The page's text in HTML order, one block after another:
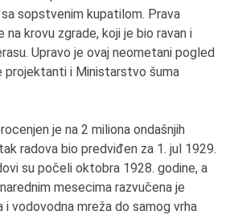
sopstvenim kupatilom. Prava
na krovu zgrade, koji je bio ravan i
Upravo je ovaj neometani pogled
projektanti i Ministarstvo šuma
je na 2 miliona ondašnjih
radova bio predviđen za 1. jul 1929.
su počeli oktobra 1928. godine, a
mesecima razvučena je
vodovodna mreža do samog vrha